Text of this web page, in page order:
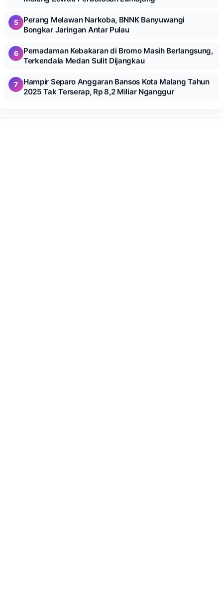
5
Perang Melawan Narkoba, BNNK Banyuwangi
Bongkar Jaringan Antar Pulau
6
Pemadaman Kebakaran di Bromo Masih Berlangsung,
Terkendala Medan Sulit Dijangkau
7
Hampir Separo Anggaran Bansos Kota Malang Tahun
2025 Tak Terserap, Rp 8,2 Miliar Nganggur